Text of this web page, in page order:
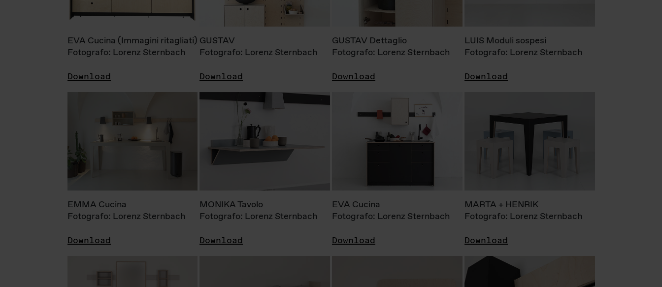
EVA Cucina (Immagini ritagliati)
Fotografo: Lorenz Sternbach
Download
GUSTAV
Fotografo: Lorenz Sternbach
Download
GUSTAV Dettaglio
Fotografo: Lorenz Sternbach
Download
LUIS Moduli sospesi
Fotografo: Lorenz Sternbach
Download
EMMA Cucina
Fotografo: Lorenz Sternbach
Download
MONIKA Tavolo
Fotografo: Lorenz Sternbach
Download
EVA Cucina
Fotografo: Lorenz Sternbach
Download
MARTA + HENRIK
Fotografo: Lorenz Sternbach
Download